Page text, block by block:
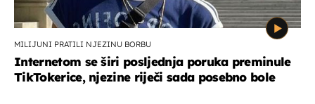
MILIJUNI PRATILI NJEZINU BORBU
Internetom se širi posljednja poruka preminule
TikTokerice, njezine riječi sada posebno bole